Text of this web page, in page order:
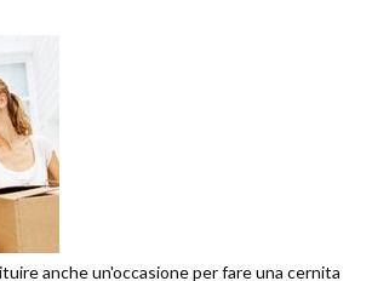
anche un'occasione per fare una cernita